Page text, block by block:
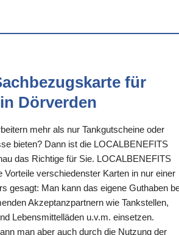
für
Dörverden
mehr als nur Tankgutscheine oder
bieten? Dann ist die LOCALBENEFITS
das Richtige für Sie. LOCALBENEFITS
Vorteile verschiedenster Karten in nur einer
gesagt: Man kann das eigene Guthaben
Akzeptanzpartnern wie Tankstellen,
Lebensmittelläden u.v.m. einsetzen.
man aber auch durch die Nutzung der